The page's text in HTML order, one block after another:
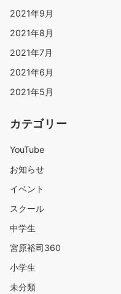
2021年9月
2021年8月
2021年7月
2021年6月
2021年5月
カテゴリー
YouTube
お知らせ
イベント
スクール
中学生
宮原裕司360
小学生
未分類